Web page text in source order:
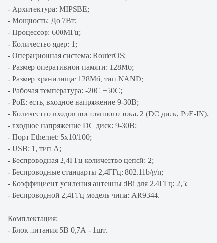
- Архитектура: MIPSBE;
- Мощность: До 7Вт;
- Процессор: 600МГц;
- Количество ядер: 1;
- Операционная система: RouterOS;
- Размер оперативной памяти: 128Мб;
- Размер хранилища: 128Мб, тип NAND;
- Рабочая температура: -20C +50C;
- PoE: есть, входное напряжение 9-30B;
- Количество входов постоянного тока: 2 (DC диск, PoE-IN);
- входное напряжение DC диск: 9-30B;
- Порт Ethernet: 5x10/100;
- USB: 1, тип А;
- Беспроводная 2,4ГГц количество цепей: 2;
- Беспроводные стандарты 2,4ГГц: 802.11b/g/n;
- Коэффициент усиления антенны dBi для 2.4ГГц: 2,5;
- Беспроводной 2,4ГГц модель чипа: AR9344.
Комплектация:
- Блок питания 5В 0,7А - 1шт.